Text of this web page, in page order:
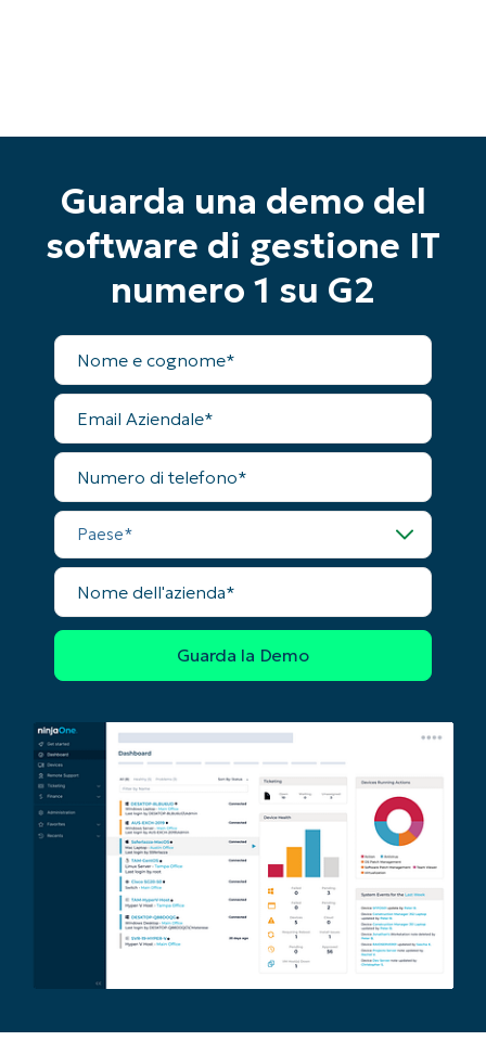
Guarda una demo del
software di gestione IT
numero 1 su G2
Nome
completo
Email
Aziendale
Numero
telefono
Paese
Nome
dell'azienda
Nessuna carta di credito richiesta, accesso
name*
Business
number*
Paese
Company
name*